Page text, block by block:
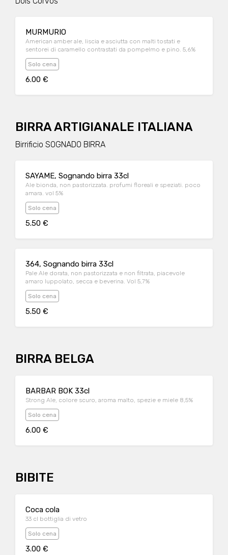
MURMURIO
American amber ale, liscia e asciutta con malti tostati e
sentorei di caramello contrastati da pompelmo e pino. 5,6%
Solo cena
6.00 €
BIRRA ARTIGIANALE ITALIANA
Birrificio SOGNADO BIRRA
SAYAME, Sognando birra 33cl
Ale bionda, non pastorizzata. profumi floreali e speziati. poco
amara. vol 5%
Solo cena
5.50 €
364, Sognando birra 33cl
Pale Ale dorata, non pastorizzata e non filtrata, piacevole
amaro luppolato, secca e beverina. Vol 5,7%
Solo cena
5.50 €
BIRRA BELGA
BARBAR BOK 33cl
Strong Ale, colore scuro, aroma malto, spezie e miele 8,5%
Solo cena
6.00 €
BIBITE
Coca cola
33 cl bottiglia di vetro
Solo cena
3.00 €